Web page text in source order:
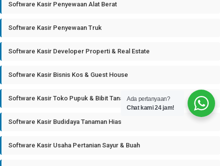
Software Kasir Penyewaan Alat Berat
Software Kasir Penyewaan Truk
Software Kasir Developer Properti & Real Estate
Software Kasir Bisnis Kos & Guest House
Software Kasir Toko Pupuk & Bibit Tanaman
Software Kasir Budidaya Tanaman Hias
Software Kasir Usaha Pertanian Sayur & Buah
Ada pertanyaan?
Chat kami 24 jam!